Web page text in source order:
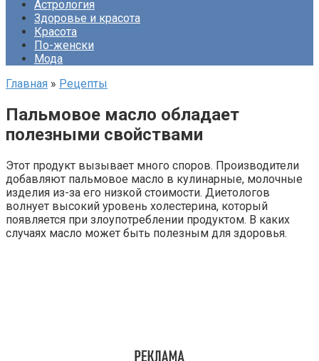
Астрология
Здоровье и красота
Красота
По-женски
Мода
Главная » Рецепты
Пальмовое масло обладает
полезными свойствами
Этот продукт вызывает много споров. Производители
добавляют пальмовое масло в кулинарные, молочные
изделия из-за его низкой стоимости. Диетологов
волнует высокий уровень холестерина, который
появляется при злоупотреблении продуктом. В каких
случаях масло может быть полезным для здоровья.